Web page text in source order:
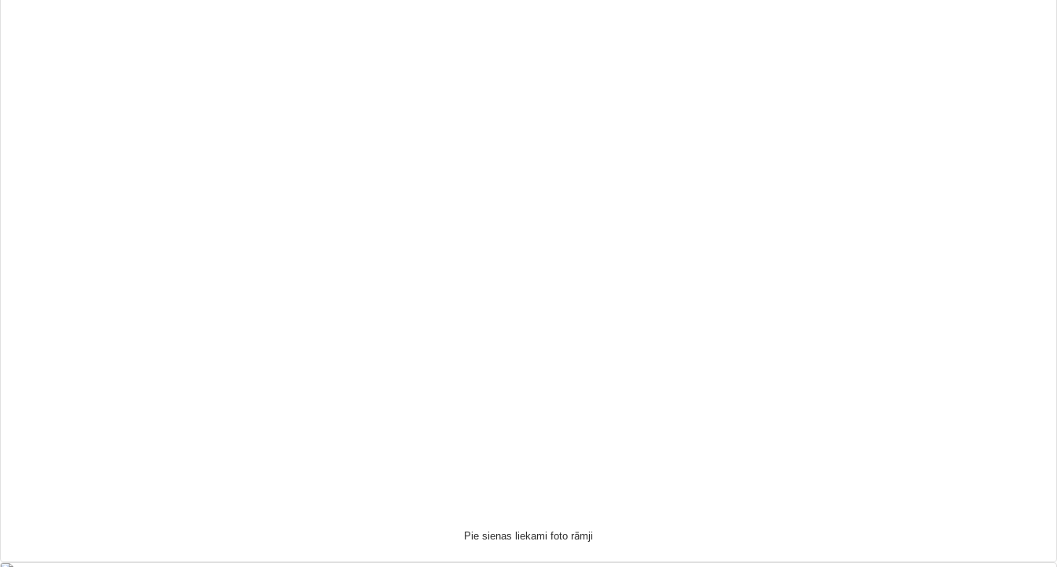
Pie sienas liekami foto rāmji